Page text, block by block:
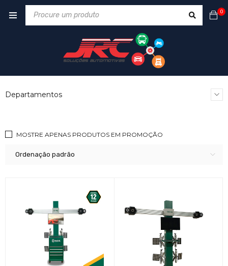
0
Departamentos
Ordenação padrão
MOSTRE APENAS PRODUTOS EM PROMOÇÃO